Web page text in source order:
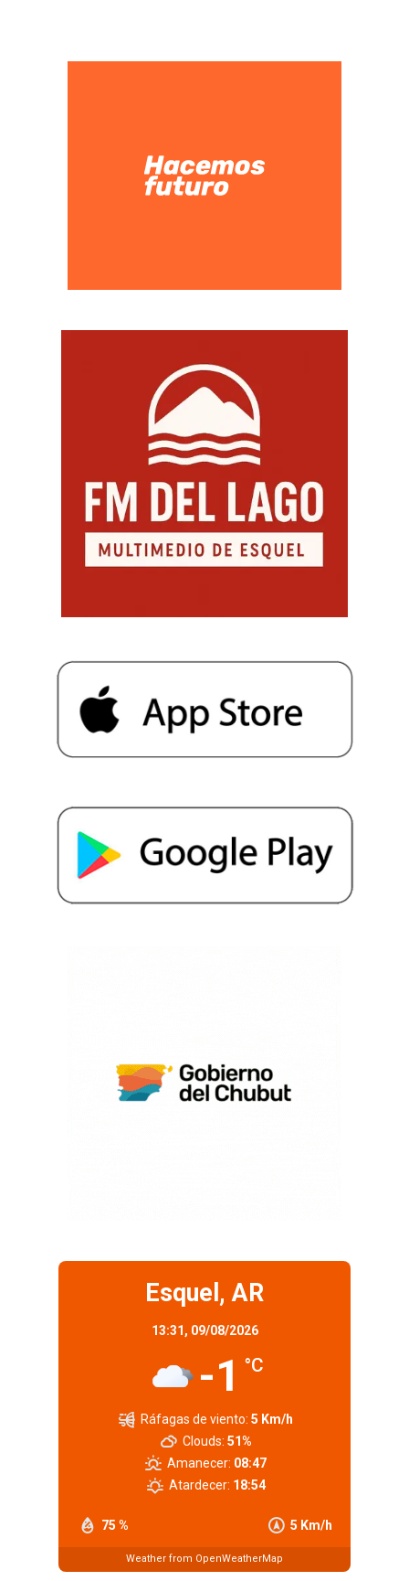
Esquel, AR
13:31, 09/08/2026
-1 °C
75 % 5 Km/h
Ráfagas de viento: 5 Km/h
Clouds: 51%
Amanecer: 08:47
Atardecer: 18:54
Weather from OpenWeatherMap